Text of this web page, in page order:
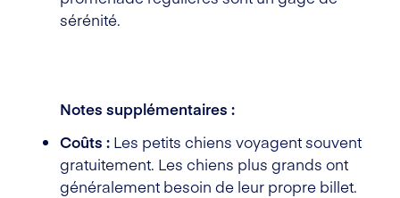
sérénité.
Notes supplémentaires :
Coûts : Les petits chiens voyagent souvent
gratuitement. Les chiens plus grands ont
généralement besoin de leur propre billet.